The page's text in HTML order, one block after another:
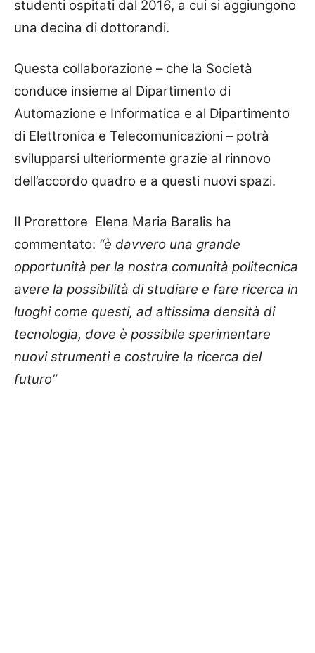
studenti ospitati dal 2016, a cui si aggiungono
una decina di dottorandi.
Questa collaborazione – che la Società
conduce insieme al Dipartimento di
Automazione e Informatica e al Dipartimento
di Elettronica e Telecomunicazioni – potrà
svilupparsi ulteriormente grazie al rinnovo
dell’accordo quadro e a questi nuovi spazi.
Il Prorettore Elena Maria Baralis ha
commentato: “è davvero una grande
opportunità per la nostra comunità politecnica
avere la possibilità di studiare e fare ricerca in
luoghi come questi, ad altissima densità di
tecnologia, dove è possibile sperimentare
nuovi strumenti e costruire la ricerca del
futuro”